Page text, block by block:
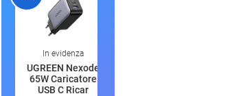
In evidenza
UGREEN Nexode
65W Caricatore
USB C Ricar